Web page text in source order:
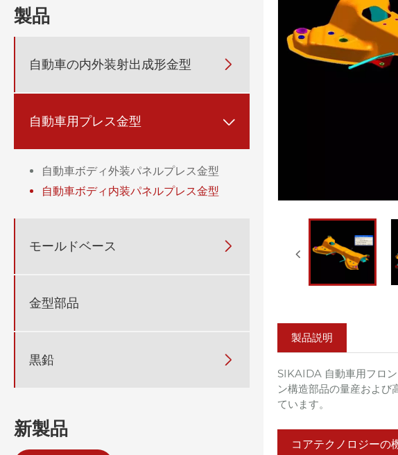
製品
自動車の内外装射出成形金型 
自動車用プレス金型 
自動車ボディ外装パネルプレス金型
自動車ボディ内装パネルプレス金型
モールドベース 
金型部品
黒鉛 
新製品
製品説明
SIKAIDA 自動車用フロ
ン構造部品の量産および
ています。
コアテクノロジーの